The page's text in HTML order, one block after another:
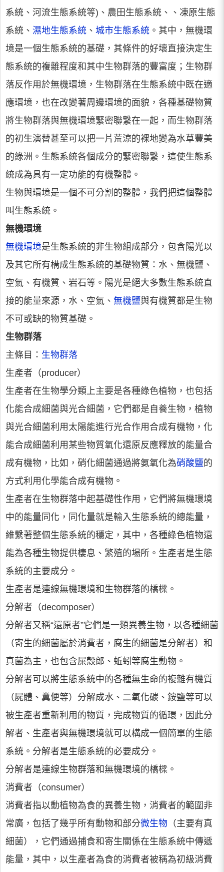
系統、河流生態系統等)、農田生態系統、、凍原生態
系統、 濕地生態系統 、 城市生態系統 。其中，無機環
境是一個生態系統的基礎，其條件的好壞直接決定生
態系統的複雜程度和其中生物群落的豐富度；生物群
落反作用於無機環境，生物群落在生態系統中既在適
應環境，也在改變著周邊環境的面貌，各種基礎物質
將生物群落與無機環境緊密聯繫在一起，而生物群落
的初生演替甚至可以把一片荒涼的裸地變為水草豐美
的綠洲。生態系統各個成分的緊密聯繫，這使生態系
統成為具有一定功能的有機整體。
生物與環境是一個不可分割的整體，我們把這個整體
叫生態系統。
無機環境
無機環境是生態系統的非生物組成部分，包含陽光以
及其它所有構成生態系統的基礎物質：水、無機鹽、
空氣、有機質、岩石等。陽光是絕大多數生態系統直
接的能量來源，水、空氣、 無機鹽與有機質都是生物
不可或缺的物質基礎。
生物群落
主條目： 生物群落
生產者（producer）
生產者在生物學分類上主要是各種綠色植物，也包括
化能合成細菌與光合細菌，它們都是自養生物，植物
與光合細菌利用太陽能進行光合作用合成有機物，化
能合成細菌利用某些物質氧化還原反應釋放的能量合
成有機物，比如，硝化細菌通過將氨氧化為硝酸鹽的
方式利用化學能合成有機物。
生產者在生物群落中起基礎性作用，它們將無機環境
中的能量同化，同化量就是輸入生態系統的總能量，
維繫著整個生態系統的穩定，其中，各種綠色植物還
能為各種生物提供棲息、繁殖的場所。生產者是生態
系統的主要成分。
生產者是連線無機環境和生物群落的橋樑。
分解者（decomposer）
分解者又稱“還原者”它們是一類異養生物，以各種細菌
（寄生的細菌屬於消費者，腐生的細菌是分解者）和
真菌為主，也包含屎殼郎、蚯蚓等腐生動物。
分解者可以將生態系統中的各種無生命的複雜有機質
（屍體、糞便等）分解成水、二氧化碳、銨鹽等可以
被生產者重新利用的物質，完成物質的循環，因此分
解者、生產者與無機環境就可以構成一個簡單的生態
系統。分解者是生態系統的必要成分。
分解者是連線生物群落和無機環境的橋樑。
消費者（consumer）
消費者指以動植物為食的異養生物，消費者的範圍非
常廣，包括了幾乎所有動物和部分微生物 （主要有真
細菌），它們通過捕食和寄生關係在生態系統中傳遞
能量，其中，以生產者為食的消費者被稱為初級消費